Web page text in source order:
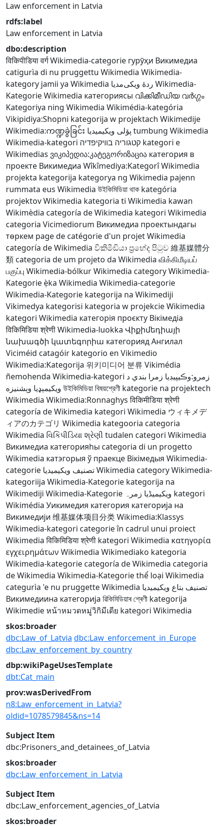
Law enforcement in Latvia
rdfs:label
Law enforcement in Latvia
dbo:description
विकिपीडिया वर्गWikimedia-categorie гурӯҳи Викимедиа
catigurìa di nu pruggettu Wikimedia Wikimedia-
kategory jamii ya Wikimedia ردهٔ ویکی‌مدیا Wikimedia-
KategorieWikimedia категориясы വിക്കിമീഡിയ വർഗ്ഗം
Kategoriya ning Wikimedia Wikimédia-kategória
Vikipidiya:Shopni kategorija w projektach Wikimedije
Wikimedia:ကဏ္ဍခွဲခြင်း پۆلی ویکیمیدیا tumbung Wikimedia
Wikimedia-kategori קטגוריה בוויקיפדיה kategori e
Wikimedias ვიკიპედია:კატეგორიზაცია категория в
проекте Викимедиа Wîkîmediya:KategorîWikimedia
projekta kategorija kategorya ng Wikimedia pajenn
rummata eus Wikimedia উইকিমিডিয়া থাক kategória
projektov Wikimedia kategoria ti Wikimedia kawan
Wikimèdia categoría de Wikimedia kategori Wikimedia
categoria Vicimediorum Викимедиа проектындагы
төркем page de catégorie d'un projet Wikimedia
categoría de Wikimedia විකිමීඩියා ප්‍රභේද පිටුව 維基媒體分
類 categoria de um projeto da Wikimedia விக்கிமீடியப்
பகுப்பு Wikimedia-bólkurWikimedia categoryWikimedia-
Kategorie ẹ̀ka Wikimedia Wikimedia-categorie
Wikimedia-Kategorie kategorija na Wikimediji
Vikimedya kategorisi kategoria w projekcie Wikimedia
kategori Wikimedia категорія проєкту Вікімедіа
विकिमिडिया श्रेणीWikimedia-luokka Վիքիմեդիայի
նախագծի կատեգորիա категорияд Ангилал
Viciméid catagóir kategorio en Vikimedio
Wikimedia:Kategorija 위키미디어 분류 Vikimédia
ñemohenda Wikimedia-kategori زمرو:وڪيپيڊيا زمرا بندي د
ويکيمېډيا وېشنيزه উইকিমিডিয়া বিষয়শ্রেণী kategorie na projektech
Wikimedia Wikimedia:Ronnaghys विकिमीडिया श्रेणी
categoría de Wikimedia kategori Wikimedia ウィキメデ
ィアのカテゴリ Wikimedia kategooria categoria
Wikimedia વિકિપીડિયા શ્રેણી tudalen categori Wikimedia
Викимедиа категорияһы categoria di un progetto
Wikimedia катэгорыя ў праекце Вікімедыя Wikimedia-
categorie تصنيف ويكيميدياWikimedia categoryWikimedia-
kategoriija Wikimedia-Kategorie kategorija na
Wikimediji Wikimedia-Kategorie ویکیمیڈیا زمرہ kategori
Wikimédia Уикимедия категория категорија на
Викимедији 维基媒体项目分类Wikimedia:Klassys
Wikimedia-kategori categorie în cadrul unui proiect
Wikimedia विकिमिडिया श्रेणी kategori Wikimedia κατηγορία
εγχειρημάτων Wikimedia Wikimediako kategoria
Wikimedia-kategorie categoría de Wikimedia categoria
de Wikimedia Wikimedia-Kategoriethể loại Wikimedia
categurìa 'e nu pruggette Wikimedia تصنيف بتاع ويكيميديا
Викимедиина категорија ৱিকিমিডিয়াৰ শ্ৰেণী kategorija
Wikimedieหน้าหมวดหมู่วิกิมีเดีย kategori Wikimedia
skos:broader
dbc:Law_of_Latvia dbc:Law_enforcement_in_Europe
dbc:Law_enforcement_by_country
dbp:wikiPageUsesTemplate
dbt:Cat_main
prov:wasDerivedFrom
n8:Law_enforcement_in_Latvia?
oldid=1078579845&ns=14
Subject Item
dbc:Prisoners_and_detainees_of_Latvia
skos:broader
dbc:Law_enforcement_in_Latvia
Subject Item
dbc:Law_enforcement_agencies_of_Latvia
skos:broader